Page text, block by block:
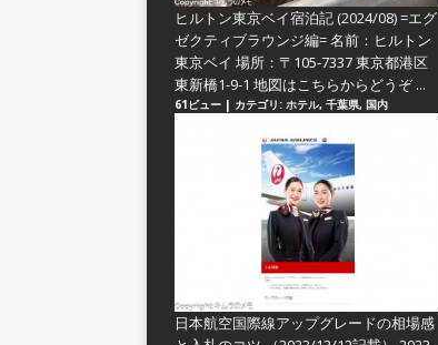
ヒルトン東京ベイ宿泊記 (2024/08) =エグ
ゼクティブラウンジ編=名前：ヒルトン
東京ベイ 場所：〒105-7337 東京都港区
東新橋1-9-1 地図はこちらからどうぞ ...
61ビュー | カテゴリ: ホテル, 千葉県, 国内
日本航空国際線アップグレードの相場感